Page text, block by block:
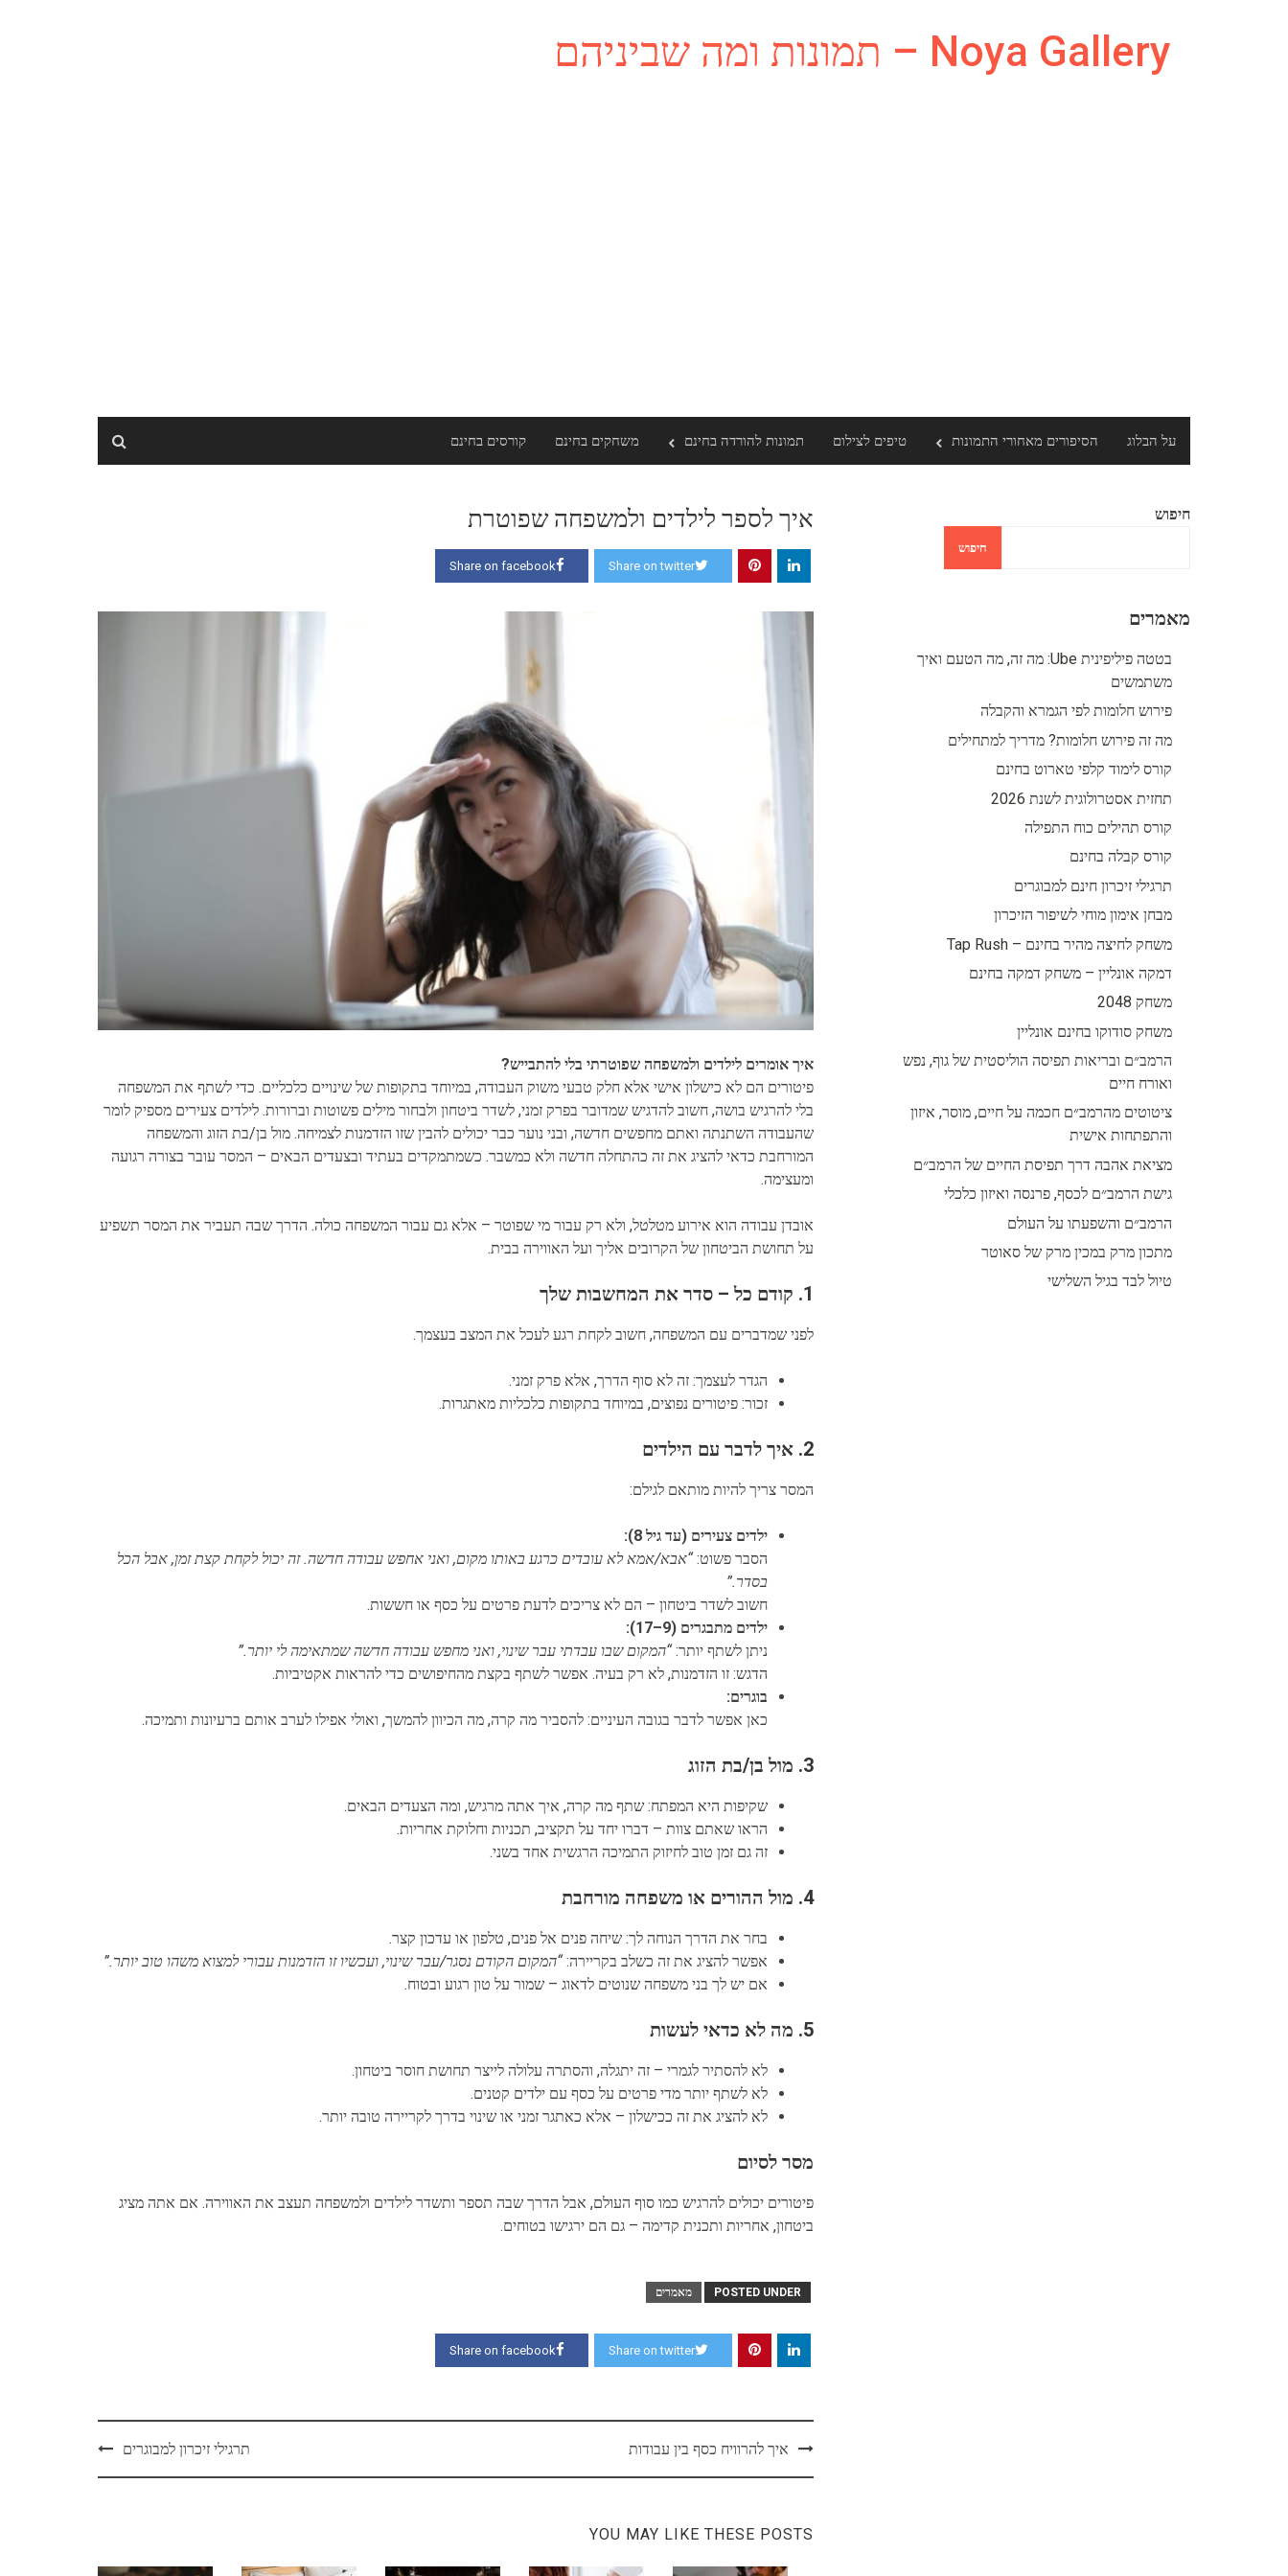
Noya Gallery – תמונות ומה שביניהם
על הבלוג הסיפורים מאחורי התמונות טיפים לצילום תמונות להורדה בחינם משחקים בחינם קורסים בחינם
איך לספר לילדים ולמשפחה שפוטרת
Share on facebook Share on twitter
איך אומרים לילדים ולמשפחה שפוטרתי בלי להתבייש?
פיטורים הם לא כישלון אישי אלא חלק טבעי משוק העבודה, במיוחד בתקופות של שינויים כלכליים. כדי לשתף את המשפחה
בלי להרגיש בושה, חשוב להדגיש שמדובר בפרק זמני, לשדר ביטחון ולבחור מילים פשוטות וברורות. לילדים צעירים מספיק לומר
שהעבודה השתנתה ואתם מחפשים חדשה, ובני נוער כבר יכולים להבין שזו הזדמנות לצמיחה. מול בן/בת הזוג והמשפחה
המורחבת כדאי להציג את זה כהתחלה חדשה ולא כמשבר. כשמתמקדים בעתיד ובצעדים הבאים – המסר עובר בצורה רגועה
ומעצימה.
אובדן עבודה הוא אירוע מטלטל, ולא רק עבור מי שפוטר – אלא גם עבור המשפחה כולה. הדרך שבה תעביר את המסר תשפיע
על תחושת הביטחון של הקרובים אליך ועל האווירה בבית.
1. קודם כל – סדר את המחשבות שלך
לפני שמדברים עם המשפחה, חשוב לקחת רגע לעכל את המצב בעצמך.
הגדר לעצמך: זה לא סוף הדרך, אלא פרק זמני.
זכור: פיטורים נפוצים, במיוחד בתקופות כלכליות מאתגרות.
2. איך לדבר עם הילדים
המסר צריך להיות מותאם לגילם:
ילדים צעירים (עד גיל 8):
הסבר פשוט:“אבא/אמא לא עובדים כרגע באותו מקום, ואני אחפש עבודה חדשה. זה יכול לקחת קצת זמן, אבל הכל
בסדר.”
חשוב לשדר ביטחון – הם לא צריכים לדעת פרטים על כסף או חששות.
ילדים מתבגרים (9–17):
ניתן לשתף יותר:“המקום שבו עבדתי עבר שינוי, ואני מחפש עבודה חדשה שמתאימה לי יותר.”
הדגש: זו הזדמנות, לא רק בעיה. אפשר לשתף בקצת מהחיפושים כדי להראות אקטיביות.
בוגרים:
כאן אפשר לדבר בגובה העיניים: להסביר מה קרה, מה הכיוון להמשך, ואולי אפילו לערב אותם ברעיונות ותמיכה.
3. מול בן/בת הזוג
שקיפות היא המפתח: שתף מה קרה, איך אתה מרגיש, ומה הצעדים הבאים.
הראו שאתם צוות – דברו יחד על תקציב, תכניות וחלוקת אחריות.
זה גם זמן טוב לחיזוק התמיכה הרגשית אחד בשני.
4. מול ההורים או משפחה מורחבת
בחר את הדרך הנוחה לך: שיחה פנים אל פנים, טלפון או עדכון קצר.
אפשר להציג את זה כשלב בקריירה:“המקום הקודם נסגר/עבר שינוי, ועכשיו זו הזדמנות עבורי למצוא משהו טוב יותר.”
אם יש לך בני משפחה שנוטים לדאוג – שמור על טון רגוע ובטוח.
5. מה לא כדאי לעשות
לא להסתיר לגמרי – זה יתגלה, והסתרה עלולה לייצר תחושת חוסר ביטחון.
לא לשתף יותר מדי פרטים על כסף עם ילדים קטנים.
לא להציג את זה ככישלון – אלא כאתגר זמני או שינוי בדרך לקריירה טובה יותר.
מסר לסיום
פיטורים יכולים להרגיש כמו סוף העולם, אבל הדרך שבה תספר ותשדר לילדים ולמשפחה תעצב את האווירה. אם אתה מציג
ביטחון, אחריות ותכנית קדימה – גם הם ירגישו בטוחים.
POSTED UNDER מאמרים
Share on facebook Share on twitter
Postאיך להרוויח כסף בין עבודות תרגילי זיכרון למבוגרים
YOU MAY LIKE THESE POSTS
חיפוש
חיפוש
מאמרים
בטטה פיליפינית Ube: מה זה, מה הטעם ואיך
משתמשים
פירוש חלומות לפי הגמרא והקבלה
מה זה פירוש חלומות? מדריך למתחילים
קורס לימוד קלפי טארוט בחינם
תחזית אסטרולוגית לשנת 2026
קורס תהילים כוח התפילה
קורס קבלה בחינם
תרגילי זיכרון חינם למבוגרים
מבחן אימון מוחי לשיפור הזיכרון
משחק לחיצה מהיר בחינם – Tap Rush
דמקה אונליין – משחק דמקה בחינם
משחק 2048
משחק סודוקו בחינם אונליין
הרמב״ם ובריאות תפיסה הוליסטית של גוף, נפש
ואורח חיים
ציטוטים מהרמב״ם חכמה על חיים, מוסר, איזון
והתפתחות אישית
מציאת אהבה דרך תפיסת החיים של הרמב״ם
גישת הרמב״ם לכסף, פרנסה ואיזון כלכלי
הרמב״ם והשפעתו על העולם
מתכון מרק במכין מרק של סאוטר
טיול לבד בגיל השלישי